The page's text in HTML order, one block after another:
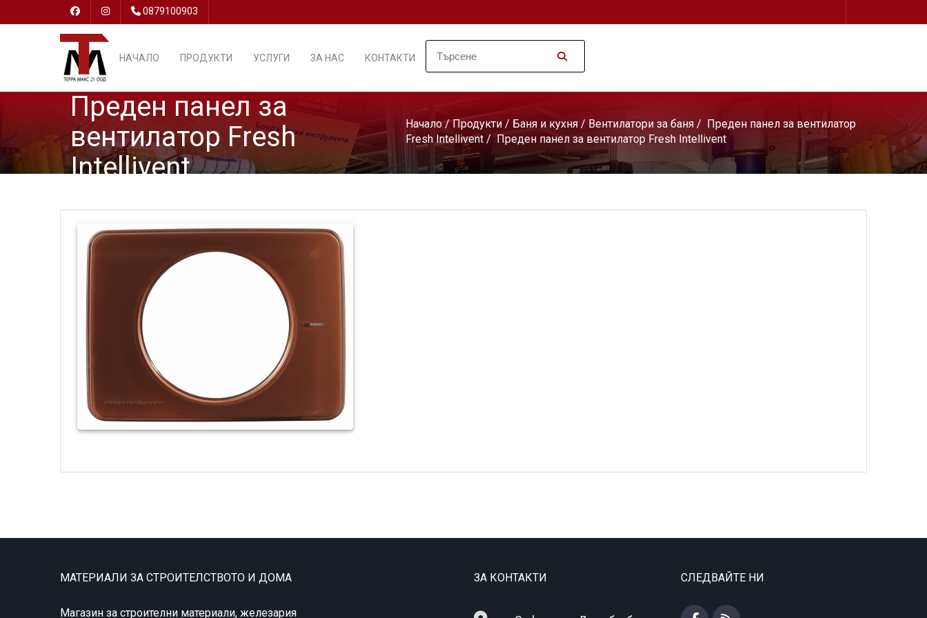
0879100903
НАЧАЛО ПРОДУКТИ УСЛУГИ ЗА НАС КОНТАКТИ
Преден панел за
вентилатор Fresh
Intellivent
Начало/Продукти / Баня и кухня / Вентилатори за баня / Преден панел за вентилатор
Fresh Intellivent / Преден панел за вентилатор Fresh Intellivent
МАТЕРИАЛИ ЗА СТРОИТЕЛСТВОТО И ДОМА
Магазин за строителни материали, железария
ЗА КОНТАКТИ СЛЕДВАЙТЕ НИ